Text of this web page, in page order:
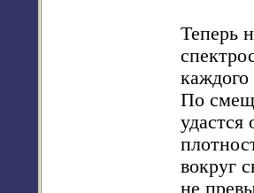
Теперь
По
удастся
вокруг
не